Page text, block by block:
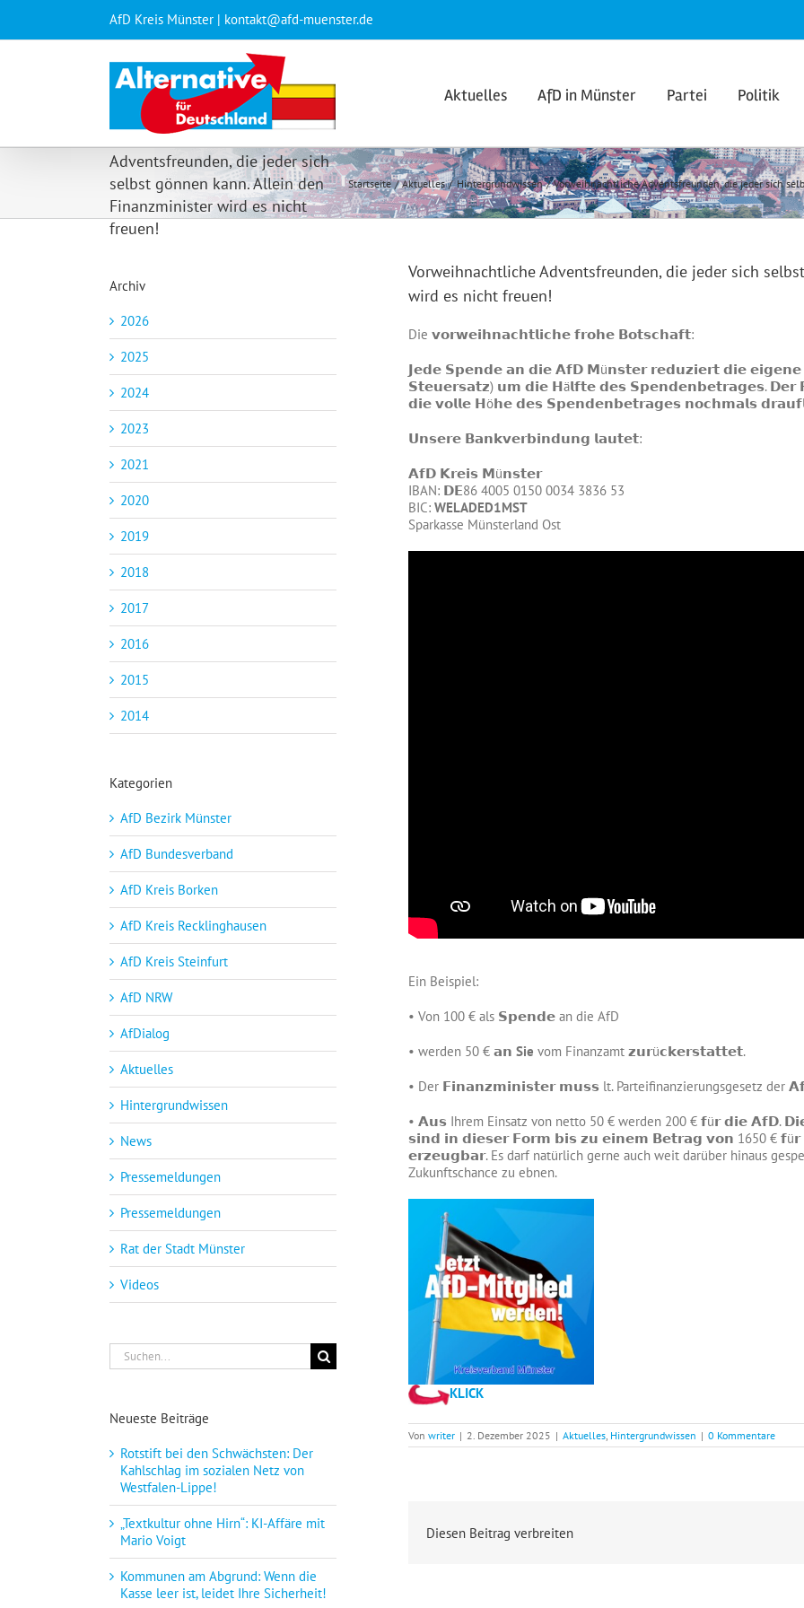
springen
AfD Kreis Münster | kontakt@afd-muenster.de
Aktuelles AfD in Münster Partei Politik
Vorweihnachtliche
Adventsfreunden, die jeder sich
selbst gönnen kann. Allein den
Finanzminister wird es nicht
freuen!
Startseite Aktuelles Hintergrundwissen Vorweihnachtliche Adventsfreunden, die jeder sich
Vorweihnachtliche Adventsfreunden, die jeder sich
wird es nicht freuen!
Die 𝘃𝗼𝗿𝘄𝗲𝗶𝗵𝗻𝗮𝗰𝗵𝘁𝗹𝗶𝗰𝗵𝗲 𝗳𝗿𝗼𝗵𝗲 𝗕𝗼𝘁𝘀𝗰𝗵𝗮𝗳𝘁:
𝗝𝗲𝗱𝗲 𝗦𝗽𝗲𝗻𝗱𝗲 𝗮𝗻 𝗱𝗶𝗲 𝗔𝗳𝗗 𝗠ü𝗻𝘀𝘁𝗲𝗿 𝗿𝗲𝗱𝘂𝘇𝗶𝗲𝗿𝘁 𝗱𝗶𝗲
𝗦𝘁𝗲𝘂𝗲𝗿𝘀𝗮𝘁𝘇) 𝘂𝗺 𝗱𝗶𝗲 𝗛ä𝗹𝗳𝘁𝗲 𝗱𝗲𝘀 𝗦𝗽𝗲𝗻𝗱𝗲𝗻𝗯𝗲𝘁𝗿𝗮𝗴𝗲𝘀.
𝗱𝗶𝗲 𝘃𝗼𝗹𝗹𝗲 𝗛ö𝗵𝗲 𝗱𝗲𝘀 𝗦𝗽𝗲𝗻𝗱𝗲𝗻𝗯𝗲𝘁𝗿𝗮𝗴𝗲𝘀 𝗻𝗼𝗰𝗵𝗺𝗮𝗹𝘀
𝗨𝗻𝘀𝗲𝗿𝗲 𝗕𝗮𝗻𝗸𝘃𝗲𝗿𝗯𝗶𝗻𝗱𝘂𝗻𝗴 𝗹𝗮𝘂𝘁𝗲𝘁:
𝗔𝗳𝗗 𝗞𝗿𝗲𝗶𝘀 𝗠ü𝗻𝘀𝘁𝗲𝗿
IBAN: 𝗗𝗘86 4005 0150 0034 3836 53
BIC: WELADED1MST
Sparkasse Münsterland Ost
Ein Beispiel:
• Von 100 € als 𝗦𝗽𝗲𝗻𝗱𝗲 an die AfD
• werden 50 € 𝗮𝗻 Sie vom Finanzamt 𝘇𝘂𝗿ü𝗰𝗸𝗲𝗿𝘀𝘁𝗮𝘁𝘁𝗲𝘁.
• Der 𝗙𝗶𝗻𝗮𝗻𝘇𝗺𝗶𝗻𝗶𝘀𝘁𝗲𝗿 𝗺𝘂𝘀𝘀 lt. Parteifinanzierungsgesetz der
• 𝗔𝘂𝘀 Ihrem Einsatz von netto 50 € werden 200 € 𝗳ü𝗿 𝗱𝗶𝗲
𝘀𝗶𝗻𝗱 𝗶𝗻 𝗱𝗶𝗲𝘀𝗲𝗿 𝗙𝗼𝗿𝗺 𝗯𝗶𝘀 𝘇𝘂 𝗲𝗶𝗻𝗲𝗺 𝗕𝗲𝘁𝗿𝗮𝗴 𝘃𝗼𝗻 1650 € 𝗳ü𝗿
𝗲𝗿𝘇𝗲𝘂𝗴𝗯𝗮𝗿. Es darf natürlich gerne auch weit darüber hinaus
Zukunftschance zu ebnen.
KLICK
Von writer | 2. Dezember 2025 | Aktuelles, Hintergrundwissen | 0 Kommentare
Diesen Beitrag verbreiten
Archiv
2026
2025
2024
2023
2021
2020
2019
2018
2017
2016
2015
2014
Kategorien
AfD Bezirk Münster
AfD Bundesverband
AfD Kreis Borken
AfD Kreis Recklinghausen
AfD Kreis Steinfurt
AfD NRW
AfDialog
Aktuelles
Hintergrundwissen
News
Pressemeldungen
Pressemeldungen
Rat der Stadt Münster
Videos
Suche
nach:
Neueste Beiträge
Rotstift bei den Schwächsten: Der
Kahlschlag im sozialen Netz von
Westfalen-Lippe!
„Textkultur ohne Hirn“: KI-Affäre mit
Mario Voigt
Kommunen am Abgrund: Wenn die
Kasse leer ist, leidet Ihre Sicherheit!